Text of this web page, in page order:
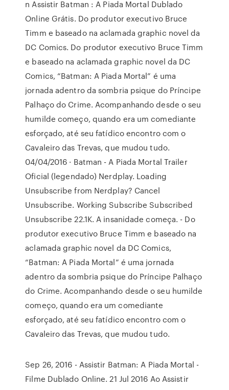
n Assistir Batman : A Piada Mortal Dublado
Online Grátis. Do produtor executivo Bruce
Timm e baseado na aclamada graphic novel da
DC Comics. Do produtor executivo Bruce Timm
e baseado na aclamada graphic novel da DC
Comics, “Batman: A Piada Mortal” é uma
jornada adentro da sombria psique do Príncipe
Palhaço do Crime. Acompanhando desde o seu
humilde começo, quando era um comediante
esforçado, até seu fatídico encontro com o
Cavaleiro das Trevas, que mudou tudo.
04/04/2016 · Batman - A Piada Mortal Trailer
Oficial (legendado) Nerdplay. Loading
Unsubscribe from Nerdplay? Cancel
Unsubscribe. Working Subscribe Subscribed
Unsubscribe 22.1K. A insanidade começa. - Do
produtor executivo Bruce Timm e baseado na
aclamada graphic novel da DC Comics,
“Batman: A Piada Mortal” é uma jornada
adentro da sombria psique do Príncipe Palhaço
do Crime. Acompanhando desde o seu humilde
começo, quando era um comediante
esforçado, até seu fatídico encontro com o
Cavaleiro das Trevas, que mudou tudo.
Sep 26, 2016 - Assistir Batman: A Piada Mortal -
Filme Dublado Online. 21 Jul 2016 Ao Assistir